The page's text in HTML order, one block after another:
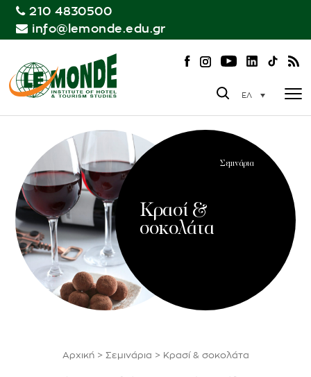
210 4830500
info@lemonde.edu.gr
ΕΛ
Σεμινάρια
Κρασί &
σοκολάτα
Αρχική> Σεμινάρια > Κρασί & σοκολάτα